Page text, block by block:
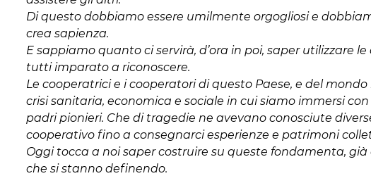
Di questo dobbiamo essere umilmente orgogliosi e
crea sapienza.
E sappiamo quanto ci servirà, d’ora in poi, saper utilizzare
tutti imparato a riconoscere.
Le cooperatrici e i cooperatori di questo Paese, e del
crisi sanitaria, economica e sociale in cui siamo immersi
padri pionieri. Che di tragedie ne avevano conosciute
cooperativo fino a consegnarci esperienze e patrimoni
Oggi tocca a noi saper costruire su queste fondamenta,
che si stanno definendo.